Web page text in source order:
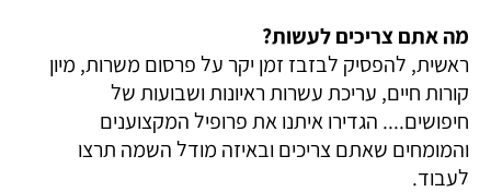
מה אתם צריכים לעשות?
ראשית, להפסיק לבזבז זמן יקר על פרסום משרות, מיון
קורות חיים, עריכת עשרות ראיונות ושבועות של
חיפושים.... הגדירו איתנו את פרופיל המקצוענים
והמומחים שאתם צריכים ובאיזה מודל השמה תרצו
לעבוד.